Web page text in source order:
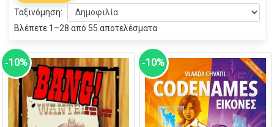
Βλέπετε 1–28 από 55 αποτελέσματα
Ταξινόμηση:
‑10% ‑10%